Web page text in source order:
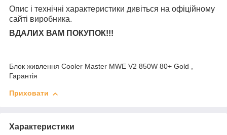
Опис і технічні характеристики дивіться на офіційному
сайті виробника.
ВДАЛИХ ВАМ ПОКУПОК!!!
Блок живлення Cooler Master MWE V2 850W 80+ Gold ,
Гарантія
Приховати
Характеристики